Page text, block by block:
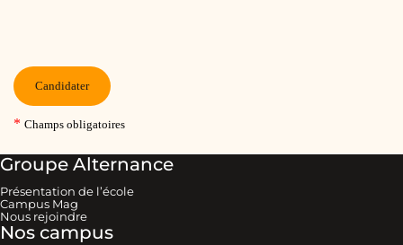
Groupe Alternance
Présentation de l’école
Campus Mag
Nous rejoindre
Nos campus